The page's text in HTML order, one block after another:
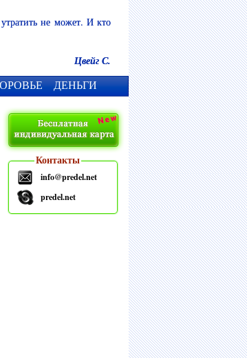
не может. И кто
Цвейг С.
ДЕНЬГИ
Контакты
info@predel.net
predel.net